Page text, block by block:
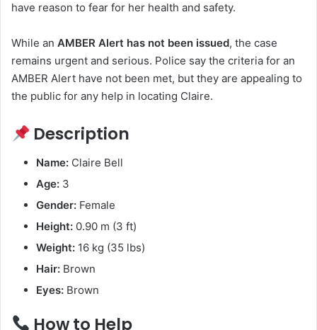
have reason to fear for her health and safety.
While an AMBER Alert has not been issued, the case
remains urgent and serious. Police say the criteria for an
AMBER Alert have not been met, but they are appealing to
the public for any help in locating Claire.
Description
Name: Claire Bell
Age: 3
Gender: Female
Height: 0.90 m (3 ft)
Weight: 16 kg (35 lbs)
Hair: Brown
Eyes: Brown
How to Help